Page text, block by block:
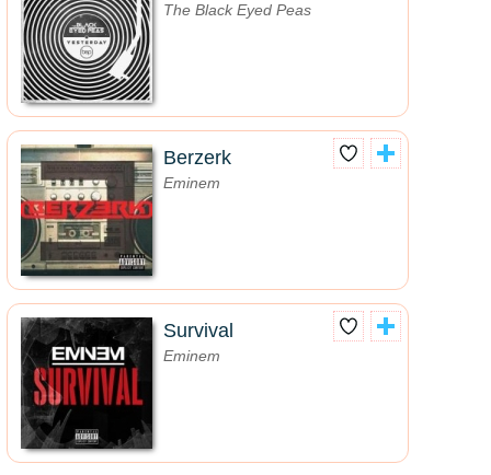
The Black Eyed Peas
Berzerk
Eminem
Survival
Eminem